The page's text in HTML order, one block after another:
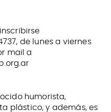
de lunes a viernes
mail a
humorista,
plástico, y además, es